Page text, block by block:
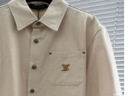
ご注文でお得な割引をご利用いただ
コピー バッグ最新モデルが登場。